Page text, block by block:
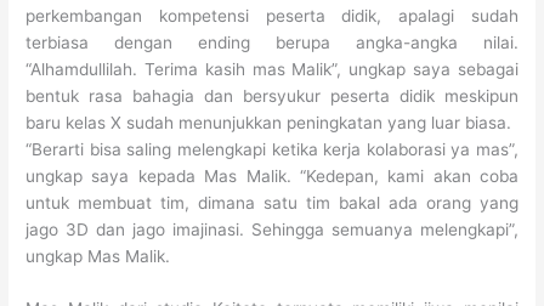
perkembangan kompetensi peserta didik, apalagi sudah
terbiasa dengan ending berupa angka-angka nilai.
“Alhamdullilah. Terima kasih mas Malik”, ungkap saya sebagai
bentuk rasa bahagia dan bersyukur peserta didik meskipun
baru kelas X sudah menunjukkan peningkatan yang luar biasa.
“Berarti bisa saling melengkapi ketika kerja kolaborasi ya mas”,
ungkap saya kepada Mas Malik. “Kedepan, kami akan coba
untuk membuat tim, dimana satu tim bakal ada orang yang
jago 3D dan jago imajinasi. Sehingga semuanya melengkapi”,
ungkap Mas Malik.